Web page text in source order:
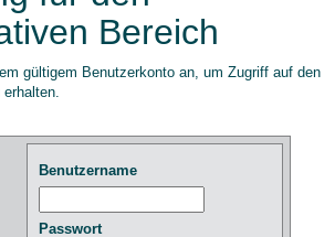
Bereich
gültigem Benutzerkonto an, um Zugriff auf den
Benutzername
Passwort